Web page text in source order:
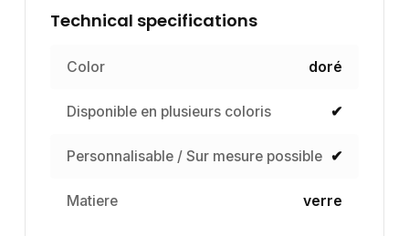
Technical specifications
Color doré
Disponible en plusieurs coloris ✔
Personnalisable / Sur mesure possible ✔
Matiere verre